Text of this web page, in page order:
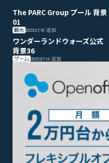
The PARC Group プール 背景
01
観光 2023.07.18 追加
ワンダーランドウォーズ公式
背景36
ゲーム 2023.07.14 追加